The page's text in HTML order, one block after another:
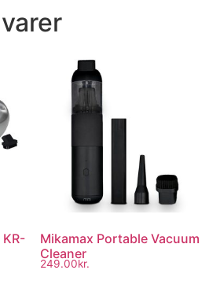
Mikamax Portable Vacuum
Cleaner
249.00kr.